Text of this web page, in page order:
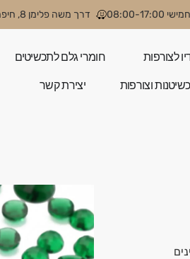
17:00 דרך משה פלימן 8, חיפה (קניון קסטרא)
לצורפות חומרי גלם לתכשיטים
וצורפות יצירת קשר